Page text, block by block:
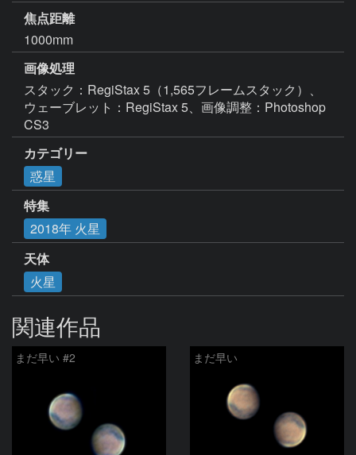
焦点距離
1000mm
画像処理
スタック：RegiStax 5（1,565フレームスタック）、
ウェーブレット：RegiStax 5、画像調整：Photoshop
CS3
カテゴリー
惑星
特集
2018年 火星
天体
火星
関連作品
まだ早い #2 まだ早い